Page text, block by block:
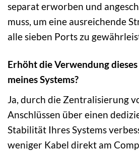
separat erworben und
muss, um eine ausreichende
alle sieben Ports zu
Erhöht die Verwendung
meines Systems?
Ja, durch die Zentralisierung
Anschlüssen über einen
Stabilität Ihres Systems
weniger Kabel direkt am